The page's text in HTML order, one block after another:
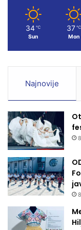
34 ℃
Sun
37 ℃
Mon
Najnovije